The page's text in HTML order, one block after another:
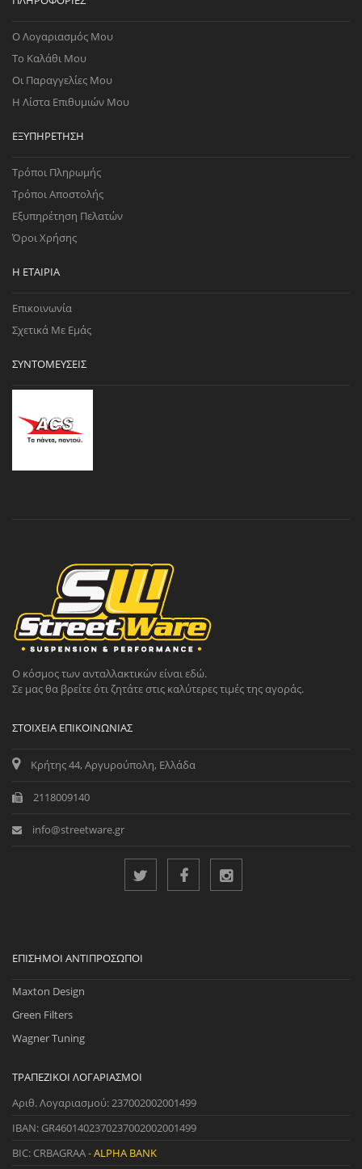
Ο Λογαριασμός Μου
Το Καλάθι Μου
Οι Παραγγελίες Μου
Η Λίστα Επιθυμιών Μου
ΕΞΥΠΗΡΈΤΗΣΗ
Τρόποι Πληρωμής
Τρόποι Αποστολής
Εξυπηρέτηση Πελατών
Όροι Χρήσης
Η ΕΤΑΙΡΊΑ
Επικοινωνία
Σχετικά Με Εμάς
ΣΥΝΤΟΜΕΎΣΕΙΣ
Ο κόσμος των ανταλλακτικών είναι εδώ.
Σε μας θα βρείτε ότι ζητάτε στις καλύτερες τιμές της αγοράς.
ΣΤΟΙΧΕΊΑ ΕΠΙΚΟΙΝΩΝΊΑΣ
Κρήτης 44, Αργυρούπολη, Ελλάδα
2118009140
info@streetware.gr
ΕΠΊΣΗΜΟΙ ΑΝΤΙΠΡΌΣΩΠΟΙ
Maxton Design
Green Filters
Wagner Tuning
ΤΡΑΠΕΖΙΚΟΊ ΛΟΓΑΡΙΑΣΜΟΊ
Αριθ. Λογαριασμού: 237002002001499
IBAN: GR4601402370237002002001499
BIC: CRBAGRAA -ALPHA BANK